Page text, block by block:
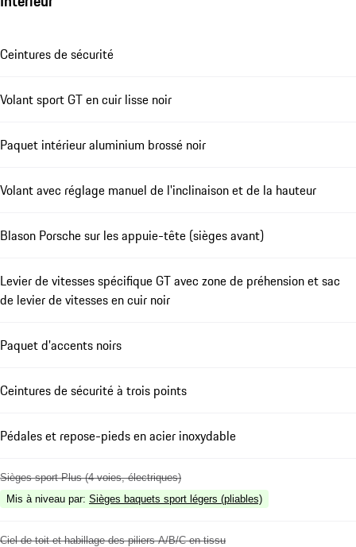
Ceintures de sécurité
Volant sport GT en cuir lisse noir
Paquet intérieur aluminium brossé noir
Volant avec réglage manuel de l'inclinaison et de la hauteur
Blason Porsche sur les appuie-tête (sièges avant)
Levier de vitesses spécifique GT avec zone de préhension et sac
de levier de vitesses en cuir noir
Paquet d'accents noirs
Ceintures de sécurité à trois points
Pédales et repose-pieds en acier inoxydable
Sièges sport Plus (4 voies, électriques)
Mis à niveau par: Sièges baquets sport légers (pliables)
Ciel de toit et habillage des piliers A/B/C en tissu